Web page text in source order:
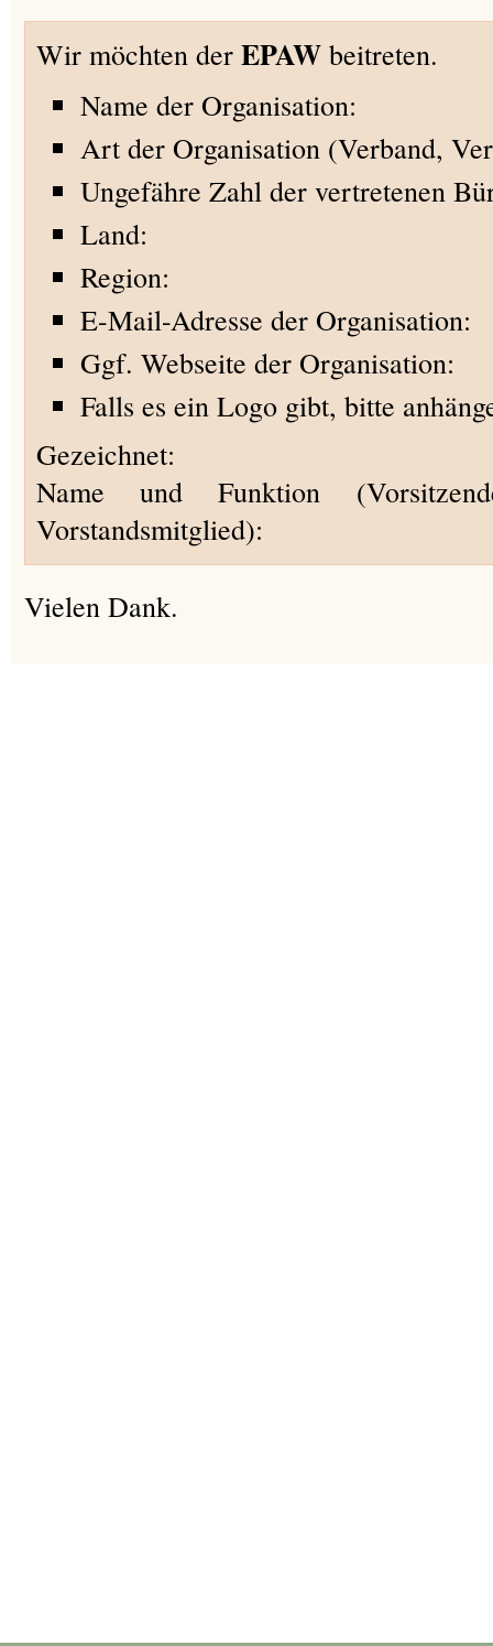
Wir möchten der EPAW beitreten.
Name der Organisation:
Art der Organisation (Verband,
Ungefähre Zahl der vertretenen
Land:
Region:
E-Mail-Adresse der Organisation:
Ggf. Webseite der Organisation:
Falls es ein Logo gibt, bitte
Gezeichnet:
Name und Funktion
Vorstandsmitglied):
Vielen Dank.